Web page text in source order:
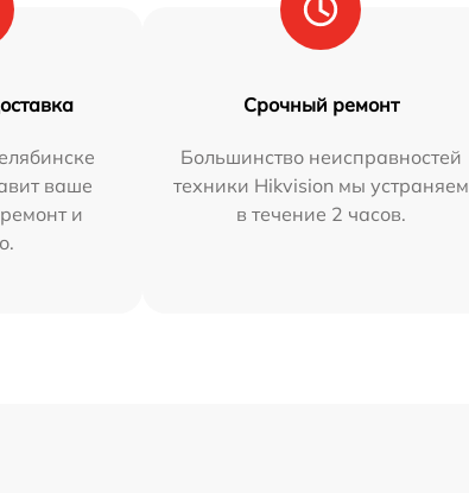
ваше
и
Срочный ремонт
Большинство неисправностей
техники Hikvision мы устраняем
в течение 2 часов.